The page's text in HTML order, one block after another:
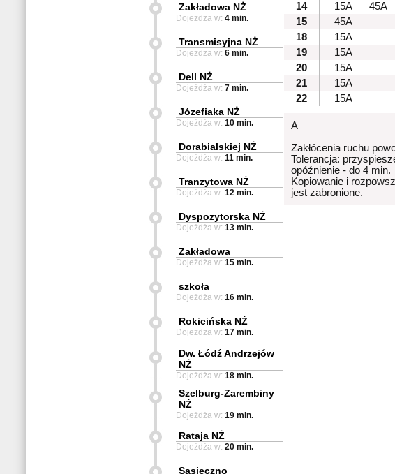
14
15A
45A
15
45A
18
15A
19
15A
20
15A
21
15A
22
15A
A
Zakłócenia ruchu
Tolerancja:
opóźnienie - do 4 min.
Kopiowanie i
jest zabronione.
Zakładowa NŻ
Dojeżdża w: 4 min.
Transmisyjna NŻ
Dojeżdża w: 6 min.
Dell NŻ
Dojeżdża w: 7 min.
Józefiaka NŻ
Dojeżdża w: 10 min.
Dorabialskiej NŻ
Dojeżdża w: 11 min.
Tranzytowa NŻ
Dojeżdża w: 12 min.
Dyspozytorska NŻ
Dojeżdża w: 13 min.
Zakładowa
Dojeżdża w: 15 min.
szkoła
Dojeżdża w: 16 min.
Rokicińska NŻ
Dojeżdża w: 17 min.
Dw. Łódź Andrzejów
NŻ
Dojeżdża w: 18 min.
Szelburg-Zarembiny
NŻ
Dojeżdża w: 19 min.
Rataja NŻ
Dojeżdża w: 20 min.
Sąsieczno